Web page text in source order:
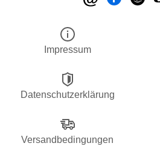
Impressum
Datenschutzerklärung
Versandbedingungen